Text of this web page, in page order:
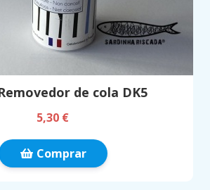
de cola DK5
5,30 €
Comprar